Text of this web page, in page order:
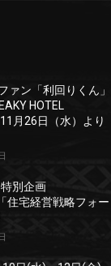
ァン「利回りくん」
HOTEL
月26日（水）より
別企画
住宅経営戦略フォー